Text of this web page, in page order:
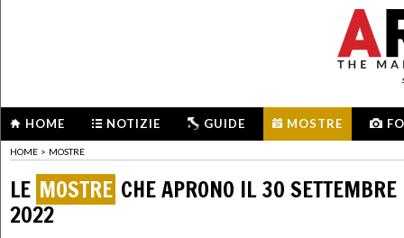
HOME NOTIZIE GUIDE MOSTRE
HOME > MOSTRE
LE MOSTRE CHE APRONO IL 30 SETTEMBRE
2022